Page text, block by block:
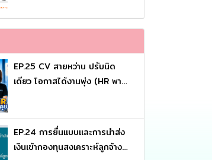
EP.25 CV สายหว่าน ปรับนิด
เดียว โอกาสได้งานพุ่ง (HR พา
EP.24 การยื่นแบบและการนำส่ง
เงินเข้ากองทุนสงเคราะห์ลูกจ้าง